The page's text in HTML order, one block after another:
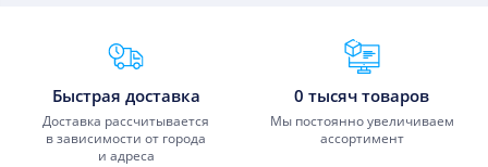
Преимущества Fixmobile
Быстрая доставка
Доставка рассчитывается
в зависимости от города
и адреса
0 тысяч товаров
Мы постоянно увеличиваем
ассортимент